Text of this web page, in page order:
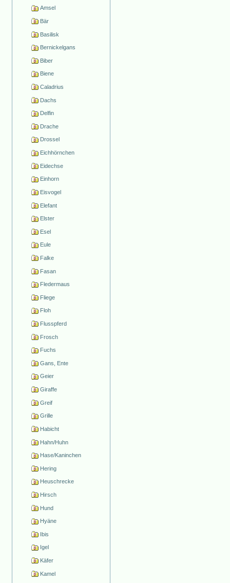
Amsel
Bär
Basilisk
Bernickelgans
Biber
Biene
Caladrius
Dachs
Delfin
Drache
Drossel
Eichhörnchen
Eidechse
Einhorn
Eisvogel
Elefant
Elster
Esel
Eule
Falke
Fasan
Fledermaus
Fliege
Floh
Flusspferd
Frosch
Fuchs
Gans, Ente
Geier
Giraffe
Greif
Grille
Habicht
Hahn/Huhn
Hase/Kaninchen
Hering
Heuschrecke
Hirsch
Hund
Hyäne
Ibis
Igel
Käfer
Kamel